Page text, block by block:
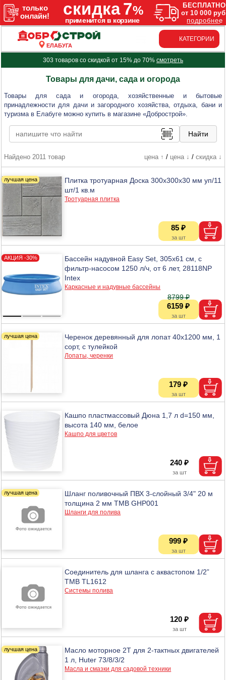
ЕЛАБУГА
КАТЕГОРИИ
303 товаров со скидкой от 15% до 70% смотреть
Товары для дачи, сада и огорода
Товары для сада и огорода, хозяйственные и бытовые
принадлежности для дачи и загородного хозяйства, отдыха, бани и
туризма в Елабуге можно купить в магазине «Добрострой».
Найдено 2011 товар цена ↑ / цена ↓ / скидка ↓
Плитка тротуарная Доска 300х300х30 мм уп/11
шт/1 кв.м
Тротуарная плитка
85 ₽
Бассейн надувной Easy Set, 305х61 см, с
фильтр-насосом 1250 л/ч, от 6 лет, 28118NP
Intex
Каркасные и надувные бассейны
6159 ₽
8799 ₽
Черенок деревянный для лопат 40х1200 мм, 1
сорт, с тулейкой
Лопаты, черенки
179 ₽
Кашпо пластмассовый Дюна 1,7 л d=150 мм,
высота 140 мм, белое
Кашпо для цветов
240 ₽
Шланг поливочный ПВХ 3-слойный 3/4" 20 м
толщина 2 мм ТМВ GHP001
Шланги для полива
999 ₽
Соединитель для шланга с аквастопом 1/2”
ТМВ TL1612
Системы полива
120 ₽
Масло моторное 2Т для 2-тактных двигателей
1 л, Huter 73/8/3/2
Масла и смазки для садовой техники